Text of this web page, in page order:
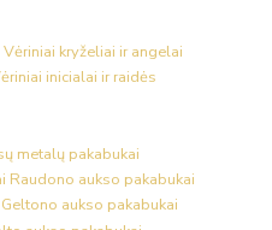
Vėriniai kryželiai ir angelai
inicialai ir raidės
metalų pakabukai
Raudono aukso pakabukai
Geltono aukso pakabukai